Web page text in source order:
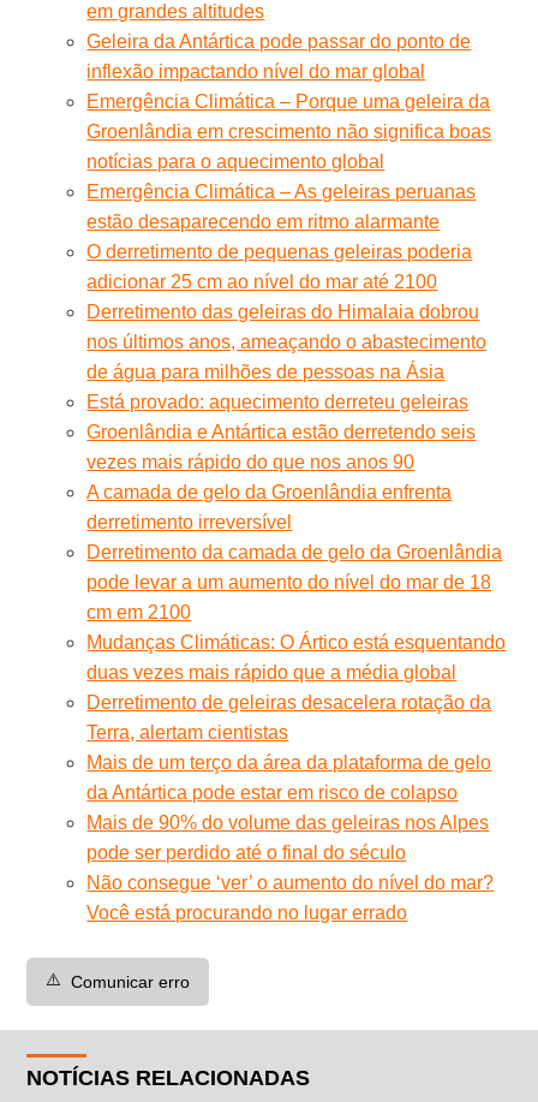
em grandes altitudes
Geleira da Antártica pode passar do ponto de
inflexão impactando nível do mar global
Emergência Climática – Porque uma geleira da
Groenlândia em crescimento não significa boas
notícias para o aquecimento global
Emergência Climática – As geleiras peruanas
estão desaparecendo em ritmo alarmante
O derretimento de pequenas geleiras poderia
adicionar 25 cm ao nível do mar até 2100
Derretimento das geleiras do Himalaia dobrou
nos últimos anos, ameaçando o abastecimento
de água para milhões de pessoas na Ásia
Está provado: aquecimento derreteu geleiras
Groenlândia e Antártica estão derretendo seis
vezes mais rápido do que nos anos 90
A camada de gelo da Groenlândia enfrenta
derretimento irreversível
Derretimento da camada de gelo da Groenlândia
pode levar a um aumento do nível do mar de 18
cm em 2100
Mudanças Climáticas: O Ártico está esquentando
duas vezes mais rápido que a média global
Derretimento de geleiras desacelera rotação da
Terra, alertam cientistas
Mais de um terço da área da plataforma de gelo
da Antártica pode estar em risco de colapso
Mais de 90% do volume das geleiras nos Alpes
pode ser perdido até o final do século
Não consegue ‘ver’ o aumento do nível do mar?
Você está procurando no lugar errado
⚠️ Comunicar erro
NOTÍCIAS RELACIONADAS